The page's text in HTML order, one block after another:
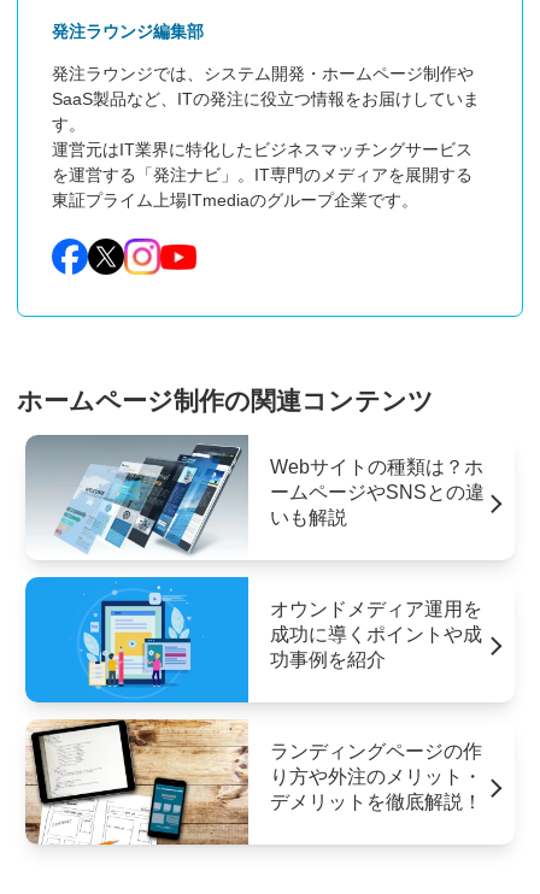
発注ラウンジ編集部
発注ラウンジでは、システム開発・ホームページ制作や
SaaS製品など、ITの発注に役立つ情報をお届けしていま
す。
運営元はIT業界に特化したビジネスマッチングサービス
を運営する「発注ナビ」。IT専門のメディアを展開する
東証プライム上場ITmediaのグループ企業です。
ホームページ制作の関連コンテンツ
Webサイトの種類は？ホ
ームページやSNSとの違
いも解説
オウンドメディア運用を
成功に導くポイントや成
功事例を紹介
ランディングページの作
り方や外注のメリット・
デメリットを徹底解説！